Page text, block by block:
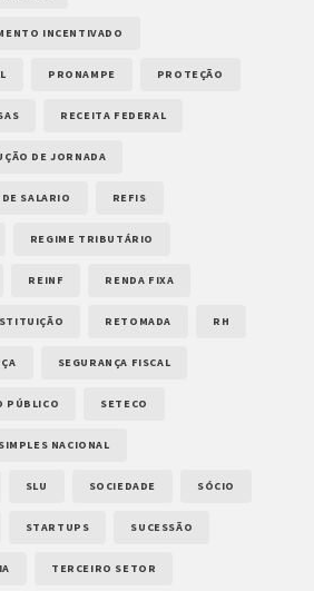
INCENTIVADO
PRONAMPE PROTEÇÃO
RECEITA FEDERAL
DE JORNADA
SALARIO REFIS
REGIME TRIBUTÁRIO
REINF RENDA FIXA
RETOMADA RH
SEGURANÇA FISCAL
PÚBLICO SETECO
SIMPLES NACIONAL
SLU SOCIEDADE SÓCIO
STARTUPS SUCESSÃO
TERCEIRO SETOR